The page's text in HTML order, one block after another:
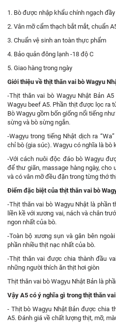
1. Bò được nhập khẩu chính ngạch
2. Vân mỡ cẩm thạch bắt mắt, chuẩn
3. Chuẩn vệ sinh an toàn thực phẩm
4. Bảo quản đông lạnh -18 độ C
5. Giao hàng trong ngày
Giới thiệu về thịt thăn vai bò Wagyu
-Thịt thăn vai bò Wagyu Nhật Bản
Wagyu beef A5. Phần thịt được lọc ra
Bò Wagyu gồm bốn giống nổi tiếng
sừng và bò sừng ngắn.
-Wagyu trong tiếng Nhật dịch ra
chỉ bò (gia súc). Wagyu có nghĩa là bò
-Với cách nuôi độc đáo bò Wagyu
để thư giãn, massage hàng ngày, cho
và có vân mỡ đều đặn trong từng thớ
Điểm đặc biệt của thịt thăn vai bò
-Thịt thăn vai bò Wagyu Nhật là phần
liền kề với xương vai, nách và chân
ngon nhất của bò.
-Toàn bộ xương sụn và gân bên
phần nhiều thịt nạc nhất của bò.
-Thịt thăn vai được chia thành đầu
những người thích ăn thịt hơi giòn
Thịt thăn vai bò Wagyu Nhật Bản là
Vậy A5 có ý nghĩa gì trong thịt thăn
- Thịt bò Wagyu Nhật Bản được chia
A5. Đánh giá về chất lượng thịt, mỡ,